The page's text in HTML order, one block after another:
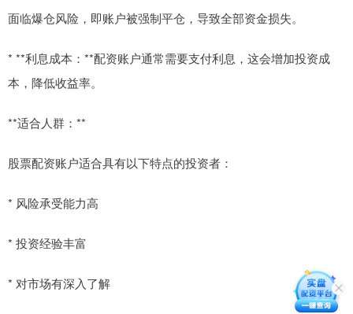
面临爆仓风险，即账户被强制平仓，导致全部资金损失。
* **利息成本：**配资账户通常需要支付利息，这会增加投资成
本，降低收益率。
**适合人群：**
股票配资账户适合具有以下特点的投资者：
* 风险承受能力高
* 投资经验丰富
* 对市场有深入了解